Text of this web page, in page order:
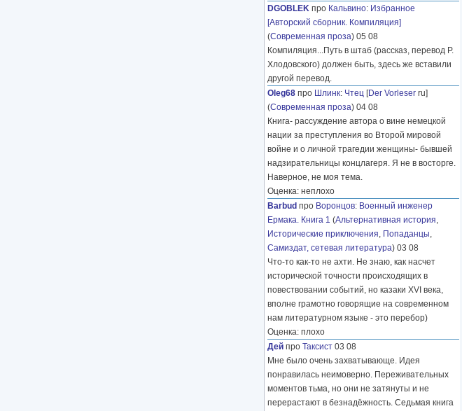
DGOBLEK про Кальвино: Избранное
[Авторский сборник. Компиляция]
(Современная проза) 05 08
Компиляция...Путь в штаб (рассказ, перевод Р.
Хлодовского) должен быть, здесь же вставили
другой перевод.
Oleg68 про Шлинк: Чтец [Der Vorleser ru]
(Современная проза) 04 08
Книга- рассуждение автора о вине немецкой
нации за преступления во Второй мировой
войне и о личной трагедии женщины- бывшей
надзирательницы концлагеря. Я не в восторге.
Наверное, не моя тема.
Оценка: неплохо
Barbud про Воронцов: Военный инженер
Ермака. Книга 1 (Альтернативная история,
Исторические приключения, Попаданцы,
Самиздат, сетевая литература) 03 08
Что-то как-то не ахти. Не знаю, как насчет
исторической точности происходящих в
повествовании событий, но казаки XVI века,
вполне грамотно говорящие на современном
нам литературном языке - это перебор)
Оценка: плохо
Дей про Таксист 03 08
Мне было очень захватывающе. Идея
понравилась неимоверно. Переживательных
моментов тьма, но они не затянуты и не
перерастают в безнадёжность. Седьмая книга